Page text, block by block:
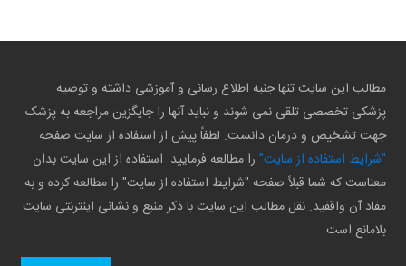
مطالب این سایت تنها جنبه اطلاع رسانی و آموزشی داشته و توصیه
پزشکی تخصصی تلقی نمی شوند و نباید آنها را جایگزین مراجعه به پزشک
جهت تشخیص و درمان دانست. لطفاً پیش از استفاده از سایت صفحه
"شرایط استفاده از سایت" را مطالعه فرمایید. استفاده از این سایت بدان
معناست که شما قبلاً صفحه "شرایط استفاده از سایت" را مطالعه کرده و به
مفاد آن واقفید. نقل مطالب این سایت با ذکر منبع و نشانی اینترنتی سایت
بلامانع است